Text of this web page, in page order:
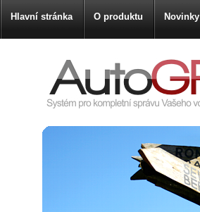
Hlavní stránka O produktu Novinky